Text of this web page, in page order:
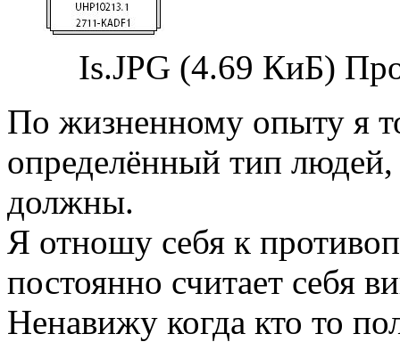
Is.JPG (4.69 КиБ)
По жизненному опыту я
определённый тип людей,
должны.
Я отношу себя к
постоянно считает себя
Ненавижу когда кто то